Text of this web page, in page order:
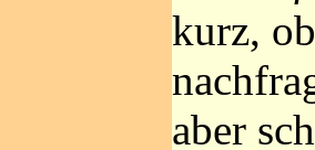
kurz,
aber